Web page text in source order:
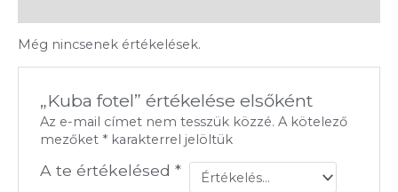
Még nincsenek értékelések.
„Kuba fotel” értékelése elsőként
Az e-mail címet nem tesszük közzé. A kötelező
mezőket * karakterrel jelöltük
A te értékelésed*